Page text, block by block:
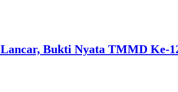
Lancar, Bukti Nyata TMMD